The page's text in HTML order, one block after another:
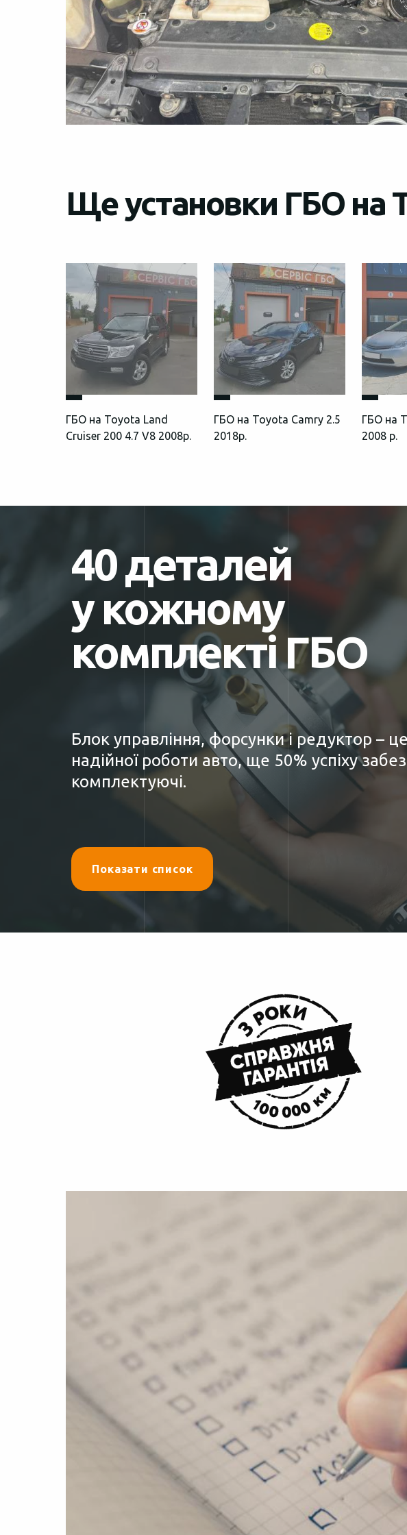
Ще установки ГБО на
ГБО на Toyota Land
Cruiser 200 4.7 V8 2008р.
ГБО на Toyota Camry 2.5
2018р.
ГБО на
2008 р.
40 деталей
у кожному
комплекті ГБО
Блок управління, форсунки і редуктор –
надійної роботи авто, ще 50% успіху
комплектуючі.
Показати список